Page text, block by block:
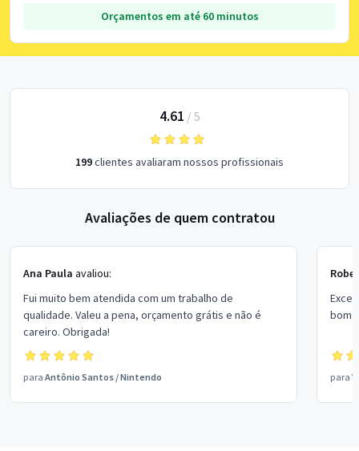
Orçamentos em até 60 minutos
4.61 / 5
199clientes avaliaram nossos profissionais
Avaliações de quem contratou
Ana Paula avaliou:
Fui muito bem atendida com um trabalho de
qualidade. Valeu a pena, orçamento grátis e não é
careiro. Obrigada!
para Antônio Santos /Nintendo
bom
para